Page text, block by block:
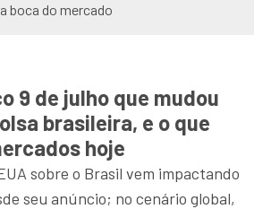
boca do mercado
9 de julho que mudou
brasileira, e o que
hoje
sobre o Brasil vem impactando
seu anúncio; no cenário global,